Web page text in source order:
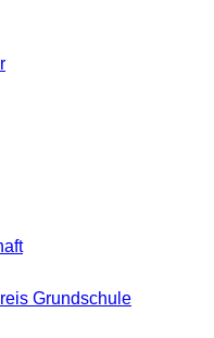
Grundschule